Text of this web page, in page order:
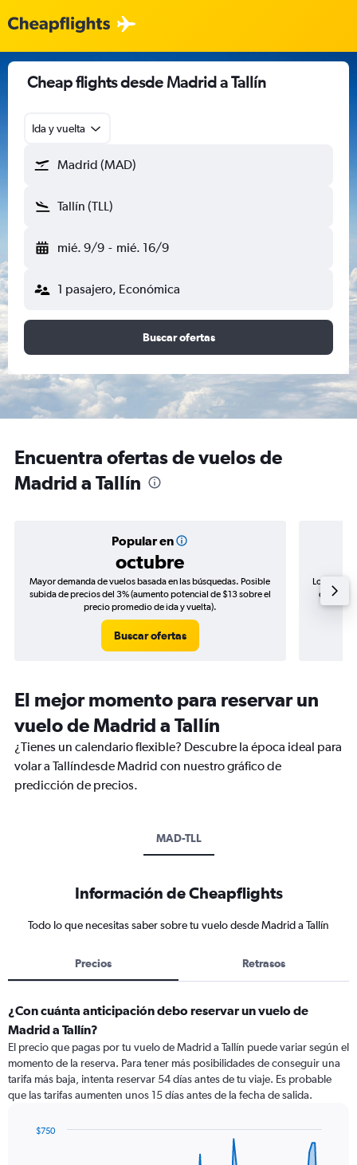
Cheap flights desde Madrid a Tallín
Ida y vuelta
Madrid (MAD)
Tallín (TLL)
mié. 9/9 - mié. 16/9
1 pasajero, Económica
Buscar ofertas
Encuentra ofertas de vuelos de
Madrid a Tallín
Popular en
octubre
Mayor demanda de vuelos basada en las búsquedas. Posible
subida de precios del 3% (aumento potencial de $13 sobre el
precio promedio de ida y vuelta).
Buscar ofertas
Los
de
El mejor momento para reservar un
vuelo de Madrid a Tallín
¿Tienes un calendario flexible? Descubre la época ideal para
volar a Tallíndesde Madrid con nuestro gráfico de
predicción de precios.
MAD-TLL
Información de Cheapflights
Todo lo que necesitas saber sobre tu vuelo desde Madrid a Tallín
Precios Retrasos
¿Con cuánta anticipación debo reservar un vuelo de
Madrid a Tallín?
El precio que pagas por tu vuelo de Madrid a Tallín puede variar según el
momento de la reserva. Para tener más posibilidades de conseguir una
tarifa más baja, intenta reservar 54 días antes de tu viaje. Es probable
que las tarifas aumenten unos 15 días antes de la fecha de salida.
$750